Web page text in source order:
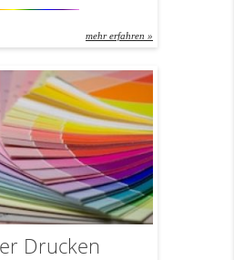
Kreative
mehr erfahren »
Drucken